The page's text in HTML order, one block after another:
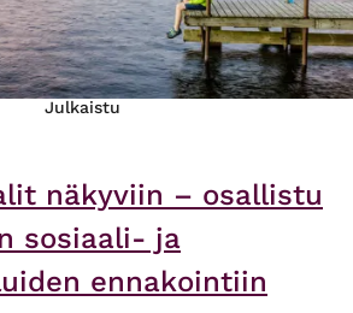
Julkaistu
näkyviin – osallistu
sosiaali- ja
ennakointiin